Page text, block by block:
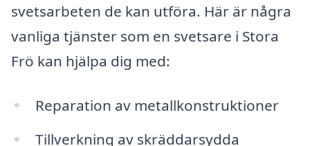
svetsarbeten de kan utföra. Här är några
vanliga tjänster som en svetsare i Stora
Frö kan hjälpa dig med:
Reparation av metallkonstruktioner
Tillverkning av skräddarsydda